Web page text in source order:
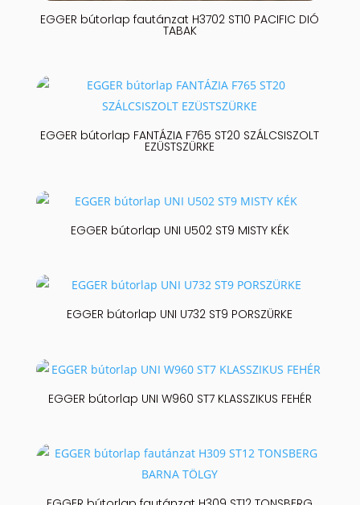
EGGER bútorlap fautánzat H3702 ST10 PACIFIC DIÓ
TABAK
EGGER bútorlap FANTÁZIA F765 ST20 SZÁLCSISZOLT
EZÜSTSZÜRKE
EGGER bútorlap UNI U502 ST9 MISTY KÉK
EGGER bútorlap UNI U732 ST9 PORSZÜRKE
EGGER bútorlap UNI W960 ST7 KLASSZIKUS FEHÉR